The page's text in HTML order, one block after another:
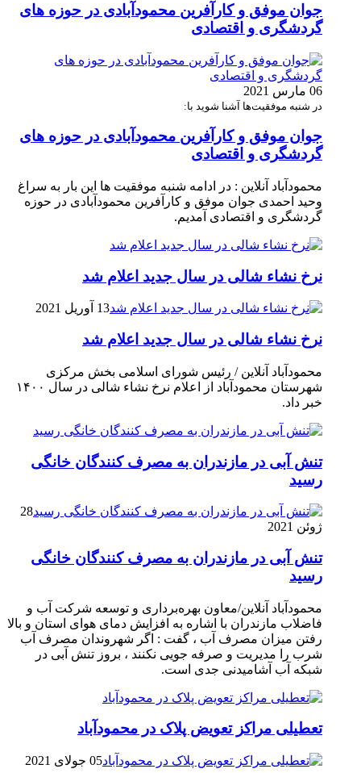
جوان موفق و کارآفرین محمودآبادی در حوزه های
گردشگری و اقتصادی
06 مارس 2021
در شنبه موفقیت‌ها آشنا شوید با:
جوان موفق و کارآفرین محمودآبادی در حوزه های
گردشگری و اقتصادی
محمودآباد آنلاین : در ادامه شنبه موفقیت ها این بار به سراغ
وحید احمدی جوان موفق و کارآفرین محمودآبادی در حوزه
گردشگری و اقتصادی آمدیم.
نرخ نشاء شالی در سال جدید اعلام شد
13 آوریل 2021
نرخ نشاء شالی در سال جدید اعلام شد
محمودآباد آنلاین / رئیس شورای اسلامی بخش مرکزی
شهرستان محمودآباد از اعلام نرخ نشاء شالی در سال ۱۴۰۰
خبر داد.
تنش آبی در مازندران به مصرف كنندگان خانگی
رسيد
28
ژوئن 2021
تنش آبی در مازندران به مصرف كنندگان خانگی
رسيد
محمودآباد آنلاین/معاون بهره‌برداری و توسعه شرکت آب و
فاضلاب مازندران با اشاره به افزایش دمای هوای استان و بالا
رفتن میزان مصرف آب ، گفت : اگر شهروندان مصرف آب
شرب را مدیریت و صرفه جویی نکنند ، بروز تنش آبی در
شبکه آب آشامیدنی جدی است.
تعطیلی مراکز تعویض پلاک در محمودآباد
05 جولای 2021